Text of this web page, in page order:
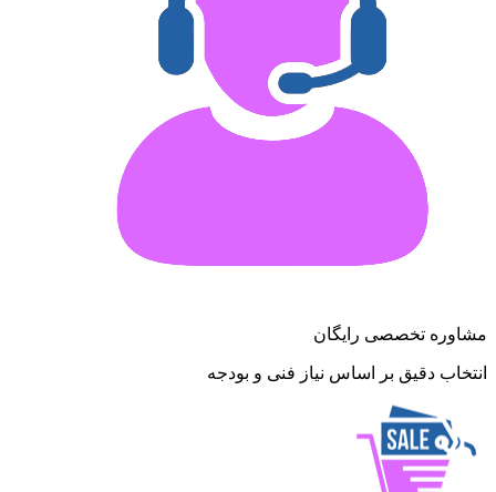
مشاوره تخصصی رایگان
انتخاب دقیق بر اساس نیاز فنی و بودجه